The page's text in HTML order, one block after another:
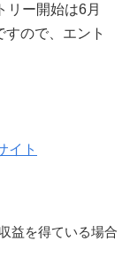
リー開始は6月
ので、エント
イト
益を得ている場合